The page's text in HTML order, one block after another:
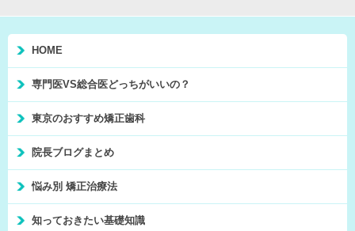
HOME
専門医VS総合医どっちがいいの？
東京のおすすめ矯正歯科
院長ブログまとめ
悩み別 矯正治療法
知っておきたい基礎知識